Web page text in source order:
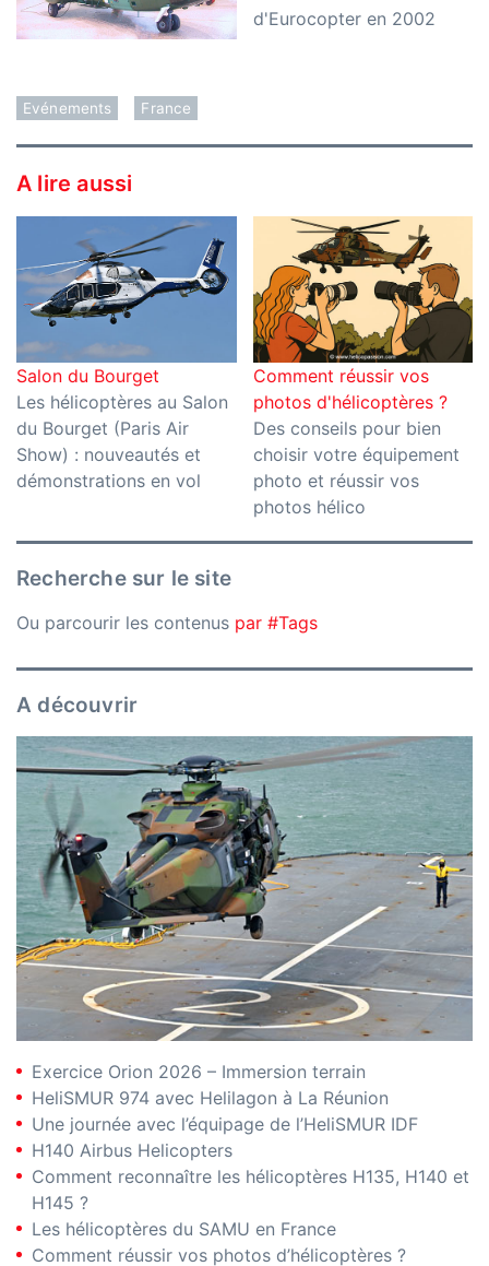
d'Eurocopter en 2002
Evénements France
A lire aussi
Salon du Bourget
Les hélicoptères au Salon
du Bourget (Paris Air
Show) : nouveautés et
démonstrations en vol
Comment réussir vos
photos d'hélicoptères ?
Des conseils pour bien
choisir votre équipement
photo et réussir vos
photos hélico
Recherche sur le site
Ou parcourir les contenus par #Tags
A découvrir
Exercice Orion 2026 – Immersion terrain
HeliSMUR 974 avec Helilagon à La Réunion
Une journée avec l’équipage de l’HeliSMUR IDF
H140 Airbus Helicopters
Comment reconnaître les hélicoptères H135, H140 et
H145 ?
Les hélicoptères du SAMU en France
Comment réussir vos photos d’hélicoptères ?